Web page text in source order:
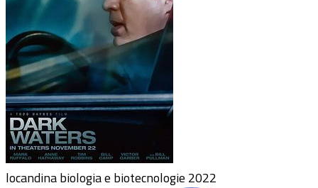
locandina biologia e biotecnologie 2022